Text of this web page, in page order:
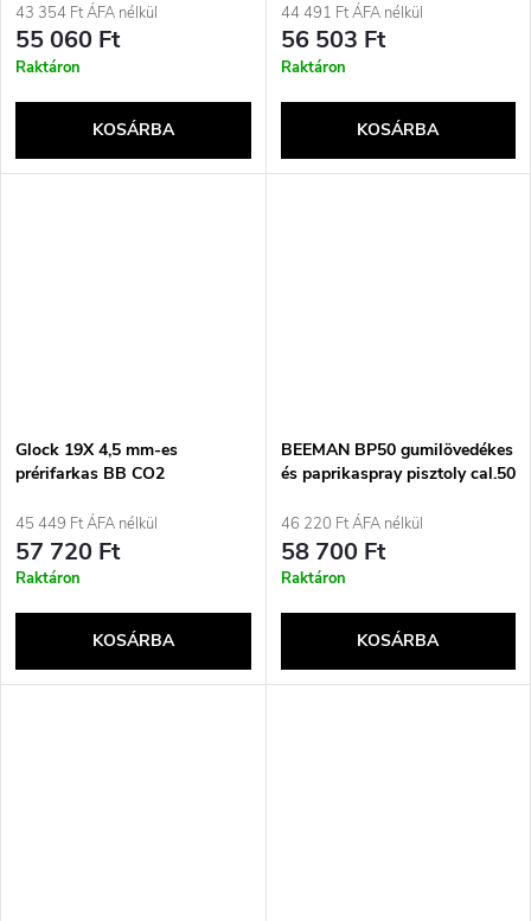
43 354 Ft ÁFA nélkül
55 060 Ft
Raktáron
KOSÁRBA
44 491 Ft ÁFA nélkül
56 503 Ft
Raktáron
KOSÁRBA
Glock 19X 4,5 mm-es
prérifarkas BB CO2
45 449 Ft ÁFA nélkül
57 720 Ft
Raktáron
KOSÁRBA
BEEMAN BP50 gumilövedékes
és paprikaspray pisztoly cal.50
46 220 Ft ÁFA nélkül
58 700 Ft
Raktáron
KOSÁRBA